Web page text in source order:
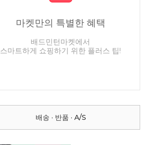
마켓만의 특별한 혜택
배드민턴마켓에서
스마트하게 쇼핑하기 위한 플러스 팁!
배송 · 반품 · A/S